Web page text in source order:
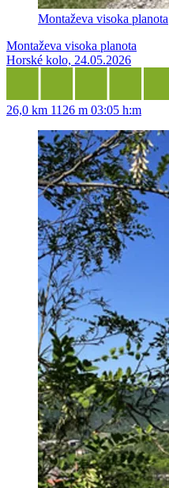
Montaževa visoka planota
Montaževa visoka planota
Horské kolo, 24.05.2026
26,0 km 1126 m 03:05 h:m